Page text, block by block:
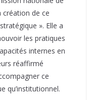
création de ce
». Elle a
les pratiques
internes en
réaffirmé
ce
qu’institutionnel.